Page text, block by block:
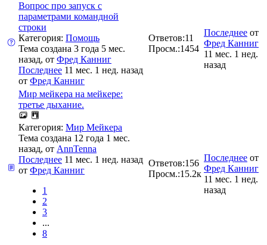
Вопрос про запуск с
параметрами командной
строки
Категория: Помощь
Тема создана 3 года 5 мес.
назад, от Фред Канниг
Последнее 11 мес. 1 нед. назад
от Фред Канниг
Ответов:11
Просм.:1454
Последнее от
Фред Канниг
11 мес. 1 нед.
назад
Мир мейкера на мейкере:
третье дыхание.
Категория: Мир Мейкера
Тема создана 12 года 1 мес.
назад, от AnnTenna
Последнее 11 мес. 1 нед. назад
от Фред Канниг
1
2
3
...
8
Ответов:156
Просм.:15.2к
Последнее от
Фред Канниг
11 мес. 1 нед.
назад